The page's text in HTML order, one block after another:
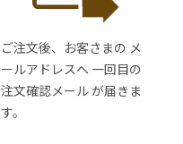
ご注文後、お客さまの メ
ールアドレスへ 一回目の
注文確認メール が届きま
す。